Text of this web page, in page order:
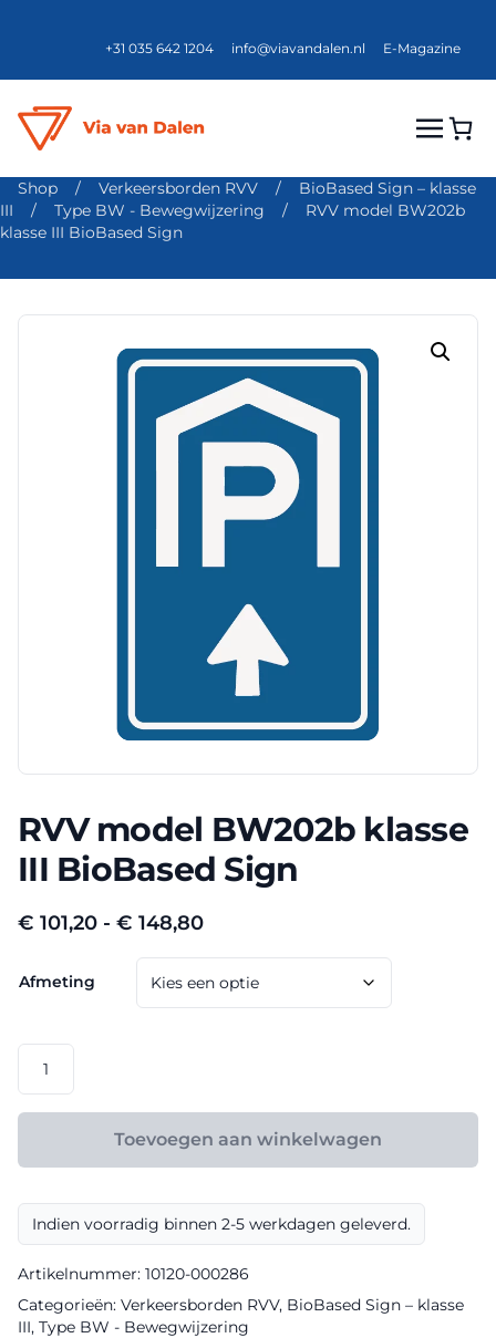
+31 035 642 1204 info@viavandalen.nl E-Magazine
Shop / Verkeersborden RVV /
BioBased Sign – klasse
III
/ Type BW - Bewegwijzering /
RVV model BW202b
klasse III BioBased Sign
RVV model BW202b klasse
III BioBased Sign
€ 101,20 - € 148,80Prijsklasse:
€ 101,20
tot
€ 148,80
Afmeting
model
BW202b
III
Sign
aantal
Toevoegen aan winkelwagen
Indien voorradig binnen 2-5 werkdagen geleverd.
Artikelnummer: 10120-000286
Categorieën: Verkeersborden RVV, BioBased Sign – klasse
III, Type BW - Bewegwijzering